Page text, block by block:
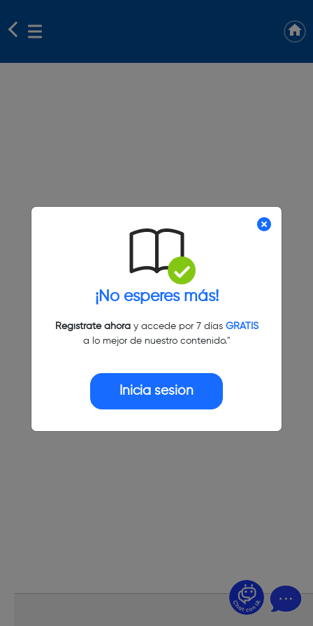
¡No esperes más!
Regístrate ahoray accede por 7 días GRATIS
a lo mejor de nuestro contenido."
Inicia sesión